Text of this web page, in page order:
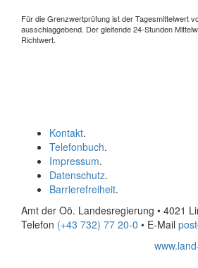
Für die Grenzwertprüfung ist der Tagesmittelwert
ausschlaggebend. Der gleitende 24-Stunden
Richtwert.
Kontakt.
Telefonbuch.
Impressum.
Datenschutz.
Barrierefreiheit.
Amt der Oö. Landesregierung • 4021
Telefon (+43 732) 77 20-0 • E-Mail